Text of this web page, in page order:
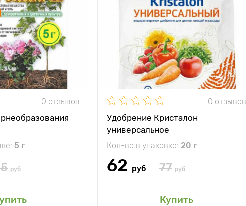
0 отзывов
5 г
руб
0 отзывов
Удобрение Кристалон
универсальное
Кол-во в упаковке: 20 г
62 руб 77 руб
Купить